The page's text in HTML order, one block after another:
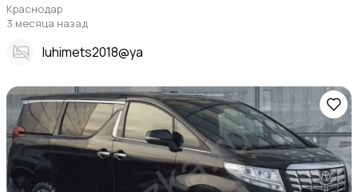
Краснодар
3 месяца назад
Iuhimets2018@ya